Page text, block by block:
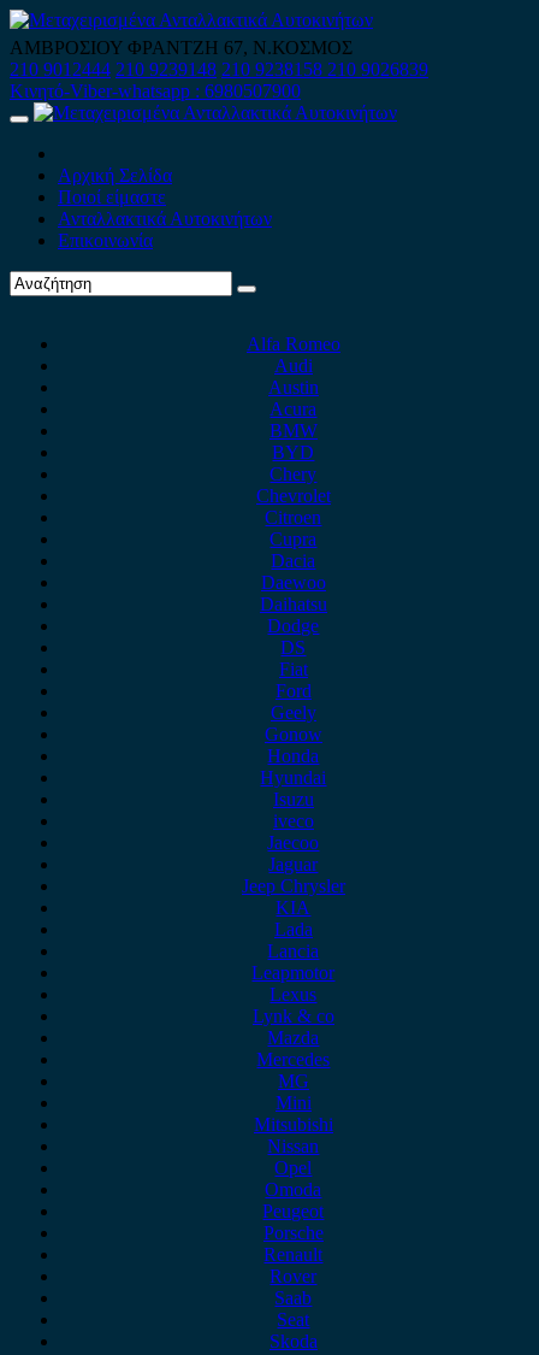
Skip
to
content
ΑΜΒΡΟΣΙΟΥ ΦΡΑΝΤΖΗ 67, Ν.ΚΟΣΜΟΣ
210 9012444 210 9239148 210 9238158 210 9026839
Κινητό-Viber-whatsapp : 6980507900
Primary
Αρχική Σελίδα
Ποιοί είμαστε
Ανταλλακτικά Αυτοκινήτων
Επικοινωνία
Alfa Romeo
Audi
Austin
Acura
BMW
BYD
Chery
Chevrolet
Citroen
Cupra
Dacia
Daewoo
Daihatsu
Dodge
DS
Fiat
Ford
Geely
Gonow
Honda
Hyundai
Isuzu
iveco
Jaecoo
Jaguar
Jeep Chrysler
KIA
Lada
Lancia
Leapmotor
Lexus
Lynk & co
Mazda
Mercedes
MG
Mini
Mitsubishi
Nissan
Opel
Omoda
Peugeot
Porsche
Renault
Rover
Saab
Seat
Skoda